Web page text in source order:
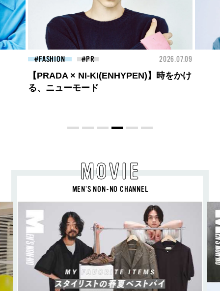
BEAUTY 2026.07.09
夏のパーマ、さらにあか抜け。N.（エヌ
ドット）のスタイリングアイテムで作る
MOVIE
MEN’S NON-NO CHANNEL